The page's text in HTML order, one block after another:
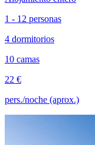
1 - 12 personas
4 dormitorios
10 camas
22 €
pers./noche (aprox.)